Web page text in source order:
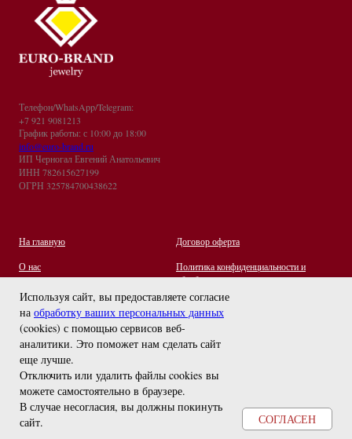
задайте вопрос
Используя сайт, вы предоставляете согласие
на обработку ваших персональных данных
(cookies) с помощью сервисов веб-
аналитики. Это поможет нам сделать сайт
еще лучше.
Отключить или удалить файлы cookies вы
можете самостоятельно в браузере.
В случае несогласия, вы должны покинуть
сайт.
СОГЛАСЕН
Телефон/WhatsApp/Telegram:
+7 921 9081213
График работы: с 10:00 до 18:00
info@euro-brand.ru
ИП Черногал Евгений Анатольевич
ИНН 782615627199
ОГРН 325784700438622
На главную
О нас
Контакты
Отзывы
Договор оферта
Политика конфиденциальности и
обработки персональных данных
Оплата и Доставка